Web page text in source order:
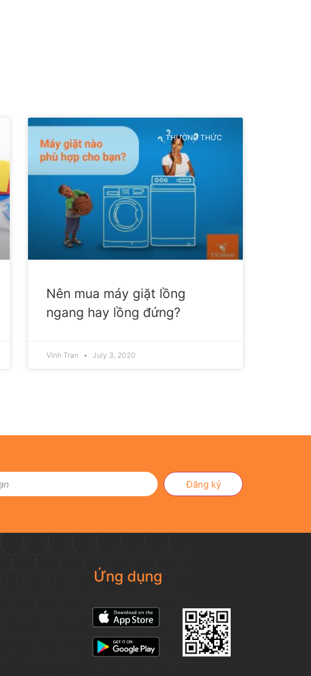
THƯỜNG THỨC
Nên mua máy giặt lồng
ngang hay lồng đứng?
Vinh Tran July 3, 2020
Đăng ký
Ứng dụng